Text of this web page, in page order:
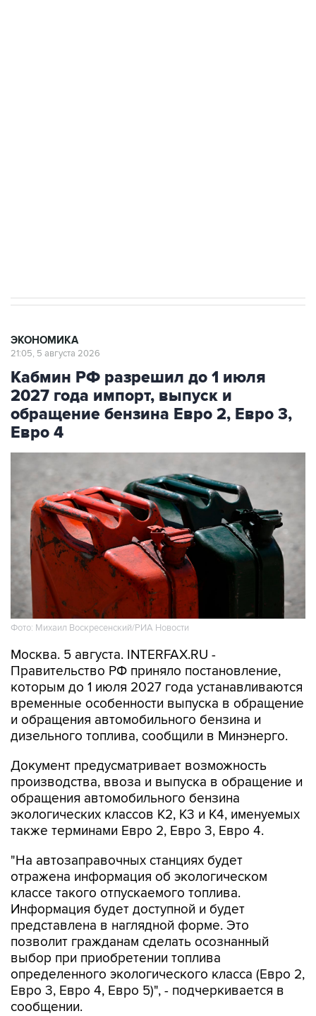
ЭКОНОМИКА
21:05, 5 августа 2026
Кабмин РФ разрешил до 1 июля
2027 года импорт, выпуск и
обращение бензина Евро 2, Евро 3,
Евро 4
Фото: Михаил Воскресенский/РИА Новости
Москва. 5 августа. INTERFAX.RU -
Правительство РФ приняло постановление,
которым до 1 июля 2027 года устанавливаются
временные особенности выпуска в обращение
и обращения автомобильного бензина и
дизельного топлива, сообщили в Минэнерго.
Документ предусматривает возможность
производства, ввоза и выпуска в обращение и
обращения автомобильного бензина
экологических классов К2, К3 и К4, именуемых
также терминами Евро 2, Евро 3, Евро 4.
"На автозаправочных станциях будет
отражена информация об экологическом
классе такого отпускаемого топлива.
Информация будет доступной и будет
представлена в наглядной форме. Это
позволит гражданам сделать осознанный
выбор при приобретении топлива
определенного экологического класса (Евро 2,
Евро 3, Евро 4, Евро 5)", - подчеркивается в
сообщении.